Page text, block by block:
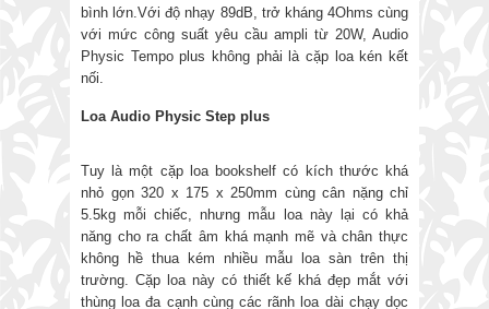
bình lớn.Với độ nhạy 89dB, trở kháng 4Ohms cùng
với mức công suất yêu cầu ampli từ 20W, Audio
Physic Tempo plus không phải là cặp loa kén kết
nối.
Loa Audio Physic Step plus
Tuy là một cặp loa bookshelf có kích thước khá
nhỏ gọn 320 x 175 x 250mm cùng cân nặng chỉ
5.5kg mỗi chiếc, nhưng mẫu loa này lại có khả
năng cho ra chất âm khá mạnh mẽ và chân thực
không hề thua kém nhiều mẫu loa sàn trên thị
trường. Cặp loa này có thiết kế khá đẹp mắt với
thùng loa đa cạnh cùng các rãnh loa dài chạy dọc